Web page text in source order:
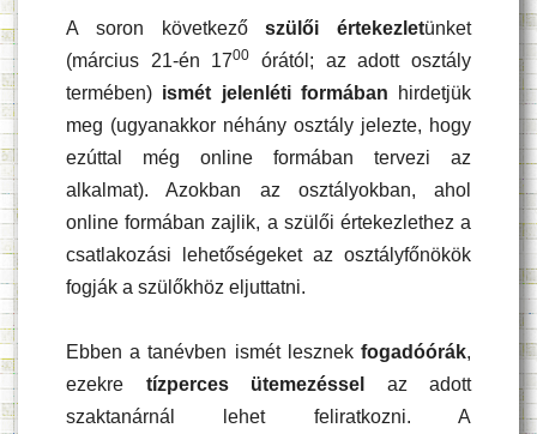
A soron következőszülői értekezletünket
(március 21-én 1700
órától; az adott osztály
termében) ismét jelenléti formában
hirdetjük
meg (ugyanakkor néhány osztály jelezte, hogy
ezúttal még online formában tervezi az
alkalmat). Azokban az osztályokban, ahol
online formában zajlik, a szülői értekezlethez a
csatlakozási lehetőségeket az osztályfőnökök
fogják a szülőkhöz eljuttatni.
Ebben a tanévben ismét lesznek fogadóórák,
ezekre tízperces ütemezéssel
az adott
szaktanárnál lehet feliratkozni. A